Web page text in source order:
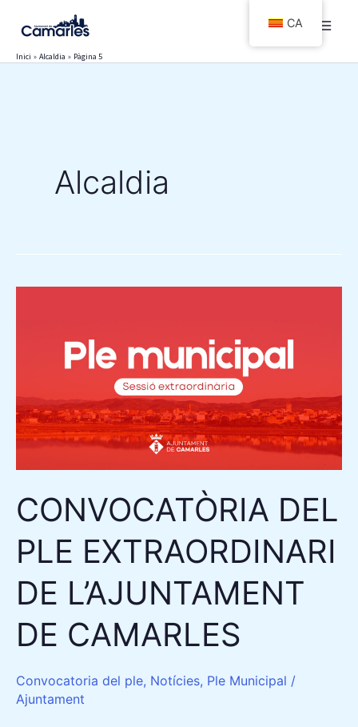
contingut
Inici Alcaldia Pàgina 5
Alcaldia
CONVOCATÒRIA DEL
PLE EXTRAORDINARI
DE L’AJUNTAMENT
DE CAMARLES
Convocatoria del ple, Notícies, Ple Municipal /
Ajuntament
EXTRAORDINARI
L’AJUNTAMENT
DE
CA